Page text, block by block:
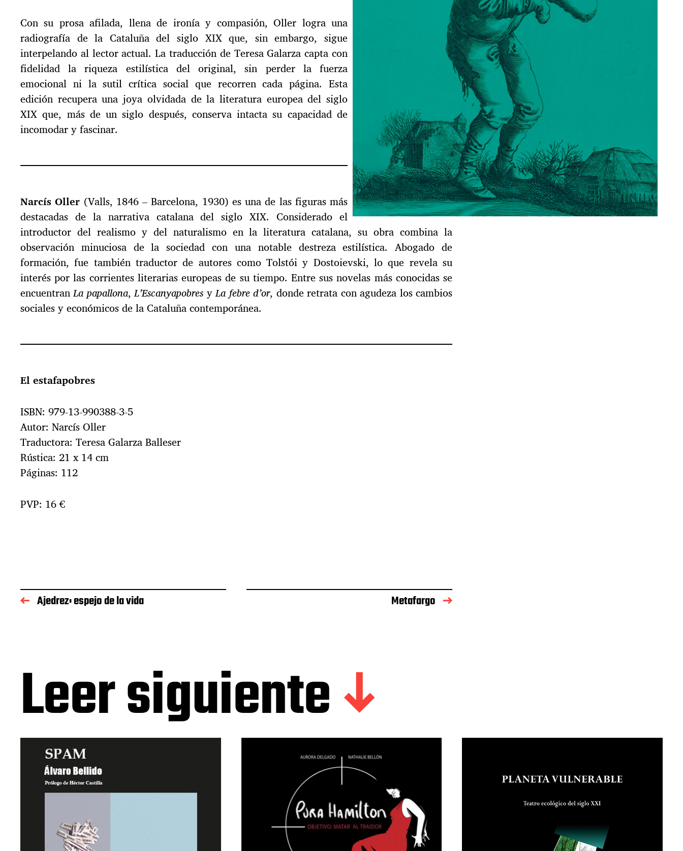
Con su prosa afilada, llena de ironía y compasión, Oller logra una
radiografía de la Cataluña del siglo XIX que, sin embargo, sigue
interpelando al lector actual. La traducción de Teresa Galarza capta con
fidelidad la riqueza estilística del original, sin perder la fuerza
emocional ni la sutil crítica social que recorren cada página. Esta
edición recupera una joya olvidada de la literatura europea del siglo
XIX que, más de un siglo después, conserva intacta su capacidad de
incomodar y fascinar.
Narcís Oller (Valls, 1846 – Barcelona, 1930) es una de las figuras más
destacadas de la narrativa catalana del siglo XIX. Considerado el
introductor del realismo y del naturalismo en la literatura catalana, su obra combina la
observación minuciosa de la sociedad con una notable destreza estilística. Abogado de
formación, fue también traductor de autores como Tolstói y Dostoievski, lo que revela su
interés por las corrientes literarias europeas de su tiempo. Entre sus novelas más conocidas se
encuentranLa papallona,L’Escanyapobres yLa febre d’or, donde retrata con agudeza los cambios
sociales y económicos de la Cataluña contemporánea.
El estafapobres
ISBN: 979-13-990388-3-5
Autor: Narcís Oller
Traductora: Teresa Galarza Balleser
Rústica: 21 x 14 cm
Páginas: 112
PVP: 16 €
Ajedrez: espejo de la vida Metafargo
Leer siguiente